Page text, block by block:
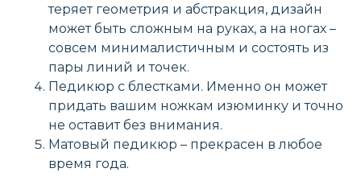
теряет геометрия и абстракция, дизайн
может быть сложным на руках, а на ногах –
совсем минималистичным и состоять из
пары линий и точек.
Педикюр с блестками. Именно он может
придать вашим ножкам изюминку и точно
не оставит без внимания.
Матовый педикюр – прекрасен в любое
время года.